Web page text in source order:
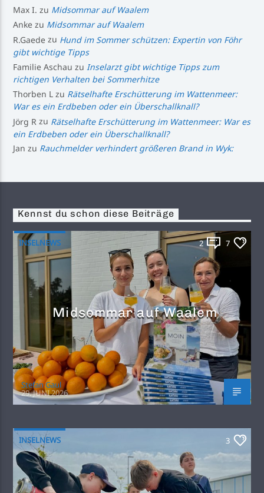
Max I. zu Midsommar auf Waalem
Anke zu Midsommar auf Waalem
R.Gaede zu Hund im Sommer schützen: Expertin von Föhr
gibt wichtige Tipps
Familie Aschau zu Inselarzt gibt wichtige Tipps zum
richtigen Verhalten bei Sommerhitze
Thorben L zu Rätselhafte Erschütterung im Wattenmeer:
War es ein Erdbeben oder ein Überschallknall?
Jörg R zu Rätselhafte Erschütterung im Wattenmeer: War es
ein Erdbeben oder ein Überschallknall?
Jan zu Rauchmelder verhindert größeren Brand in Wyk:
Kennst du schon diese Beiträge
INSELNEWS 2 7
Midsommar auf Waalem
Stefan Gaul
29. JUNI 2026
INSELNEWS 3